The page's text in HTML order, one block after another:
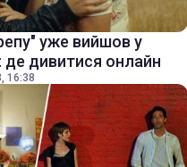
уже вийшов у
де дивитися онлайн
16:38